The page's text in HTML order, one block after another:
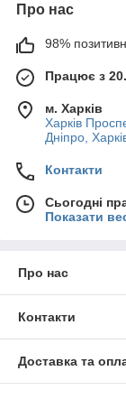
Про нас
98%
Працює з
м. Харків
Харків
Дніпро,
Контакти
Сьогодні
Показати
Про нас
Контакти
Доставка та